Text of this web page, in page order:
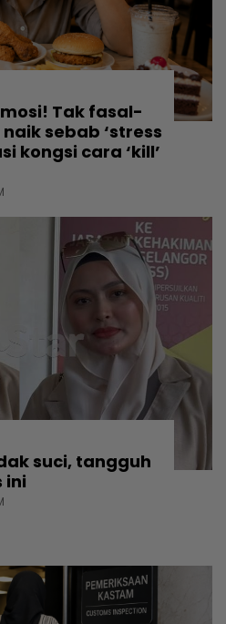
Tak fasal-
sebab ‘stress
kongsi cara ‘kill’
suci, tangguh
ini